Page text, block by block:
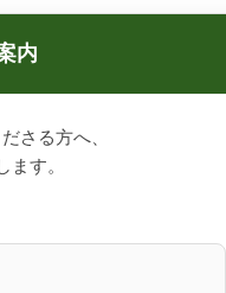
内
さる方へ、
す。